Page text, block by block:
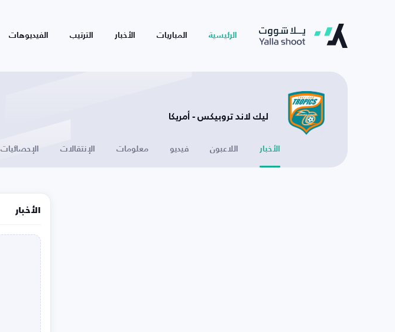
الرئيسية المباريات الأخبار الترتيب الفيديوهات
ليك لاند تروبيكس - أمريكا
الأخبار اللاعبون فيديو معلومات الإنتقالات الإحصائيات
الأخبار